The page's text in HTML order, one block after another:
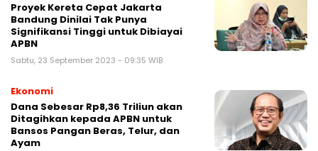
Proyek Kereta Cepat Jakarta
Bandung Dinilai Tak Punya
Signifikansi Tinggi untuk Dibiayai
APBN
Sabtu, 23 September 2023 - 09:35 WIB
Ekonomi
Dana Sebesar Rp8,36 Triliun akan
Ditagihkan kepada APBN untuk
Bansos Pangan Beras, Telur, dan
Ayam